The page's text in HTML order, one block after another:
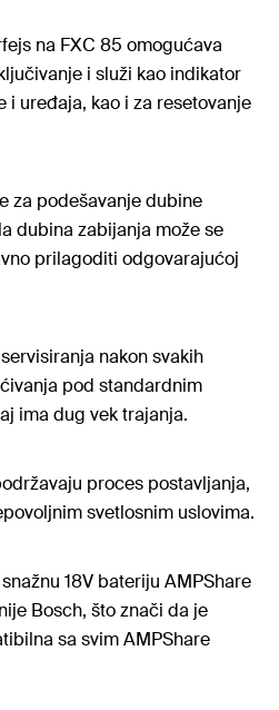
na FXC 85 omogućava
i služi kao indikator
i uređaja, kao i za resetovanje
za podešavanje dubine
dubina zabijanja može se
prilagoditi odgovarajućoj
nakon svakih
pod standardnim
ima dug vek trajanja.
proces postavljanja,
svetlosnim uslovima.
18V bateriju AMPShare
Bosch, što znači da je
sa svim AMPShare